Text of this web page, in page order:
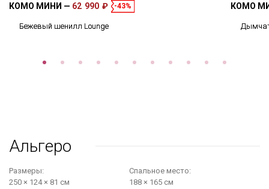
КОМО МИНИ 62 990 ₽ -43%
Бежевый шенилл Lounge
КОМО
Альгеро
Размеры:
250 × 124 × 81 см
Cпальное место:
188 × 165 см